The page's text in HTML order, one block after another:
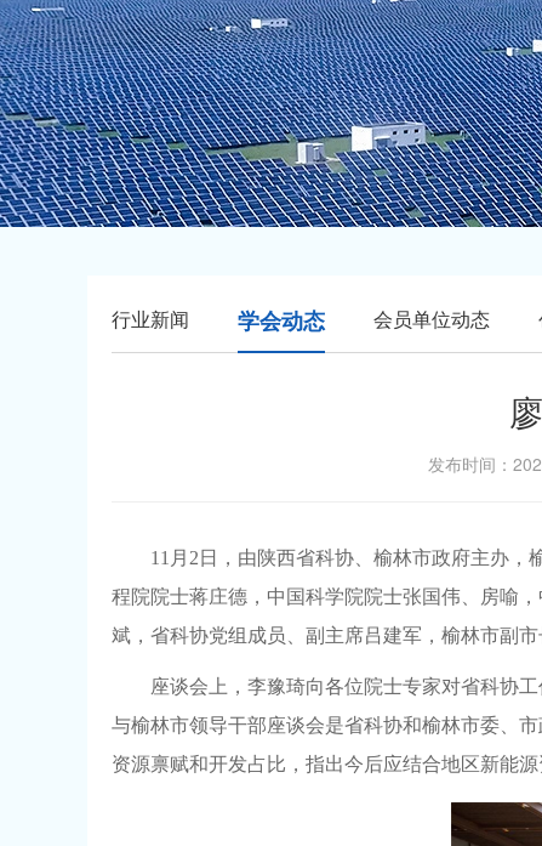
行业新闻 学会动态 会员单位动态
发布时间：
11月2日，由陕西省科协、榆林市政府主办
程院院士蒋庄德，中国科学院院士张国伟、房喻
斌，省科协党组成员、副主席吕建军，榆林市副
座谈会上，李豫琦向各位院士专家对省科协
与榆林市领导干部座谈会是省科协和榆林市委、
资源禀赋和开发占比，指出今后应结合地区新能